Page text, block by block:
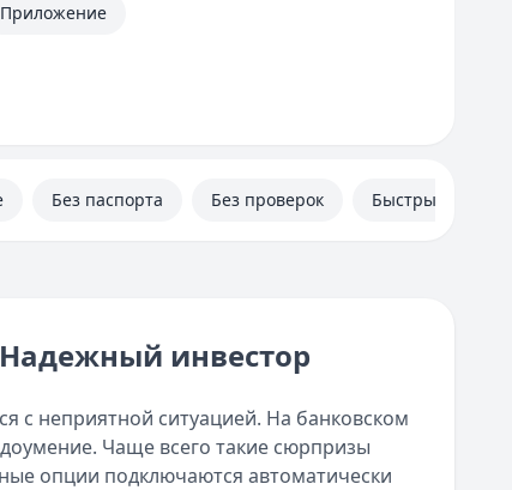
Приложение
Без паспорта Без проверок Быстрые
Надежный инвестор
с неприятной ситуацией. На банковском
Чаще всего такие сюрпризы
опции подключаются автоматически